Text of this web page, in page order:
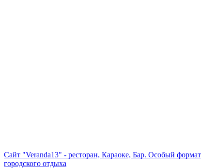
Сайт "Veranda13" - ресторан, Караоке, Бар. Особый формат
городского отдыха